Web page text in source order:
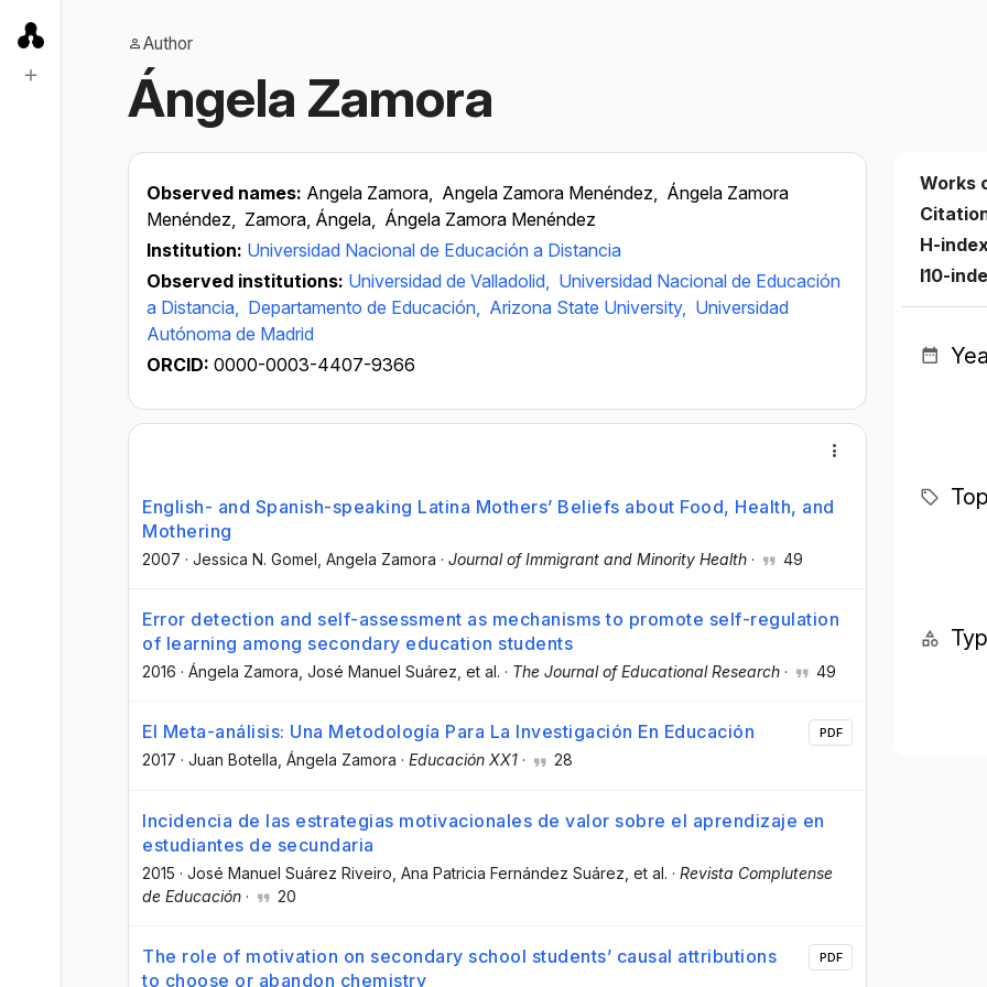
Author
Ángela Zamora
Observed names: Angela Zamora, Angela Zamora Menéndez, Ángela Zamora
Menéndez, Zamora, Ángela, Ángela Zamora Menéndez
Institution: Universidad Nacional de Educación a Distancia
Observed institutions: Universidad de Valladolid, Universidad Nacional de Educación
a Distancia, Departamento de Educación, Arizona State University, Universidad
Autónoma de Madrid
ORCID: 0000-0003-4407-9366
English- and Spanish-speaking Latina Mothers’ Beliefs about Food, Health, and
Mothering
2007 · Jessica N. Gomel , Angela Zamora · Journal of Immigrant and Minority Health · 49
Error detection and self-assessment as mechanisms to promote self-regulation
of learning among secondary education students
2016 · Ángela Zamora , José Manuel Suárez , et al. · The Journal of Educational Research · 49
El Meta-análisis: Una Metodología Para La Investigación En Educación
2017 · Juan Botella , Ángela Zamora · Educación XX1 · 28
PDF
Incidencia de las estrategias motivacionales de valor sobre el aprendizaje en
estudiantes de secundaria
2015 · José Manuel Suárez Riveiro , Ana Patricia Fernández Suárez , et al. · Revista Complutense
de Educación · 20
The role of motivation on secondary school students’ causal attributions
to choose or abandon chemistry
PDF
Works
H-
I10-